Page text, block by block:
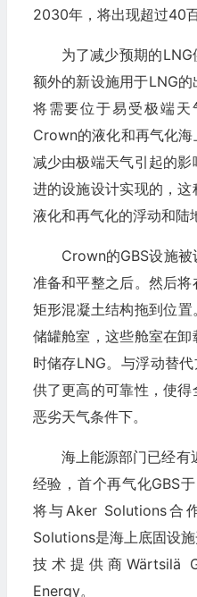
2030年，将出现超过40
为了减少预期的
额外的新设施用于LNG
将需要位于易受极端天
Crown的液化和再气化
减少由极端天气引起的
进的设施设计实现的，
液化和再气化的浮动和陆
Crown的GBS设施被
准备和平整之后。然后
矩形混凝土结构拖到位
储罐舱室，这些舱室在
时储存LNG。与浮动替
供了更高的可靠性，使
恶劣天气条件下。
海上能源部门已经
经验，首个再气化GBS
将与Aker Solutions合
Solutions是海上底固设
技术提供商Wärtsilä
Energy。